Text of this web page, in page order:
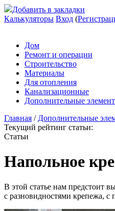
Добавить в закладки
Калькуляторы Вход (
Дом
Ремонт и операции
Строительство
Материалы
Для отопления
Канализационные
Дополнительные
Главная / Дополнительные
Текущий рейтинг статьи:
Статьи
Напольное
В этой статье нам предстоит
с разновидностями крепежа,